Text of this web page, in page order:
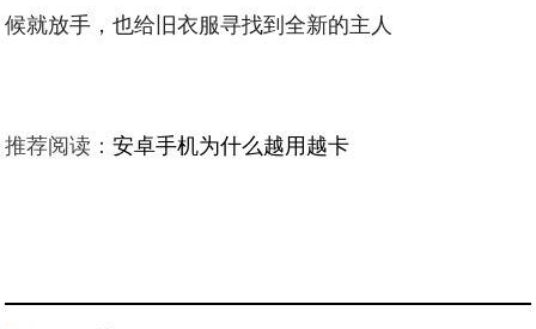
候就放手，也给旧衣服寻找到全新的主人
推荐阅读：安卓手机为什么越用越卡